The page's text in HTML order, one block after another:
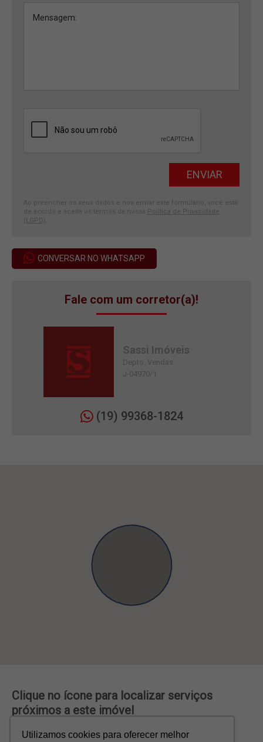
Ao preencher os seus dados e nos enviar este formulário, você está
de acordo e aceita os termos da nossa Política de Privacidade
(LGPD)
CONVERSAR NO WHATSAPP
Fale com um corretor(a)!
Sassi Imóveis
Depto. Vendas
J-04970/1
(19) 99368-1824